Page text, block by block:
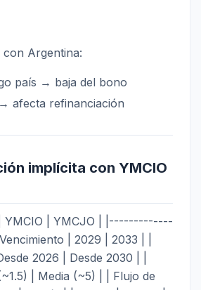
Argentina:
país → baja del bono
afecta refinanciación
implícita con YMCIO
| YMCIO | YMCJO | |-------------
| 2029 | 2033 | |
2026 | Desde 2030 | |
| Media (~5) | | Flujo de